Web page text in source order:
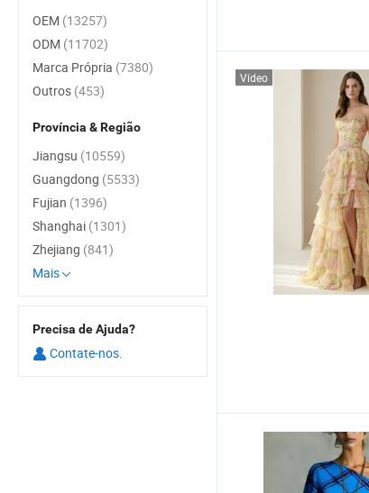
Vídeo
OEM (13257)
ODM (11702)
Marca Própria (7380)
Outros (453)
Província & Região
Jiangsu (10559)
Guangdong (5533)
Fujian (1396)
Shanghai (1301)
Zhejiang (841)
Mais
Precisa de Ajuda?
Contate-nos.